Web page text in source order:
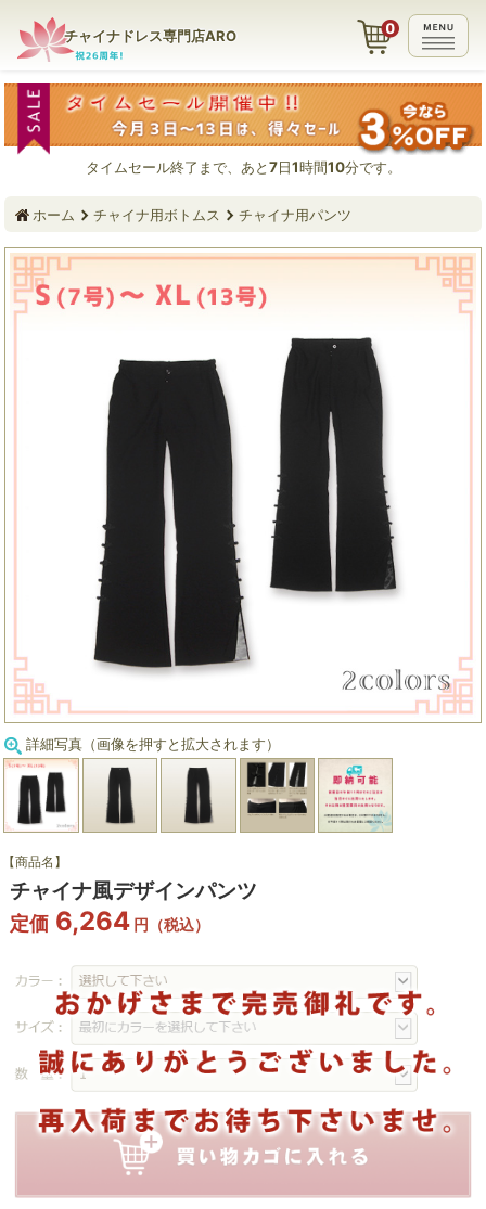
チャイナドレス専門店ARO
タイムセール終了まで、あと7日1時間10分です。
ホーム チャイナ用ボトムス チャイナ用パンツ
詳細写真（画像を押すと拡大されます）
【商品名】
チャイナ風デザインパンツ
定価 6,264 円（税込）